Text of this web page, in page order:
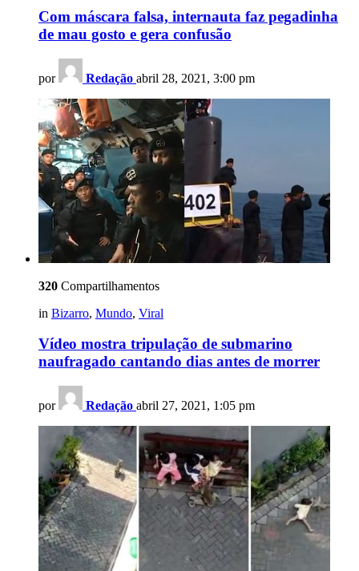
Com máscara falsa, internauta faz pegadinha
de mau gosto e gera confusão
por Redação abril 28, 2021, 3:00 pm
320 Compartilhamentos
in Bizarro, Mundo, Viral
Vídeo mostra tripulação de submarino
naufragado cantando dias antes de morrer
por Redação abril 27, 2021, 1:05 pm